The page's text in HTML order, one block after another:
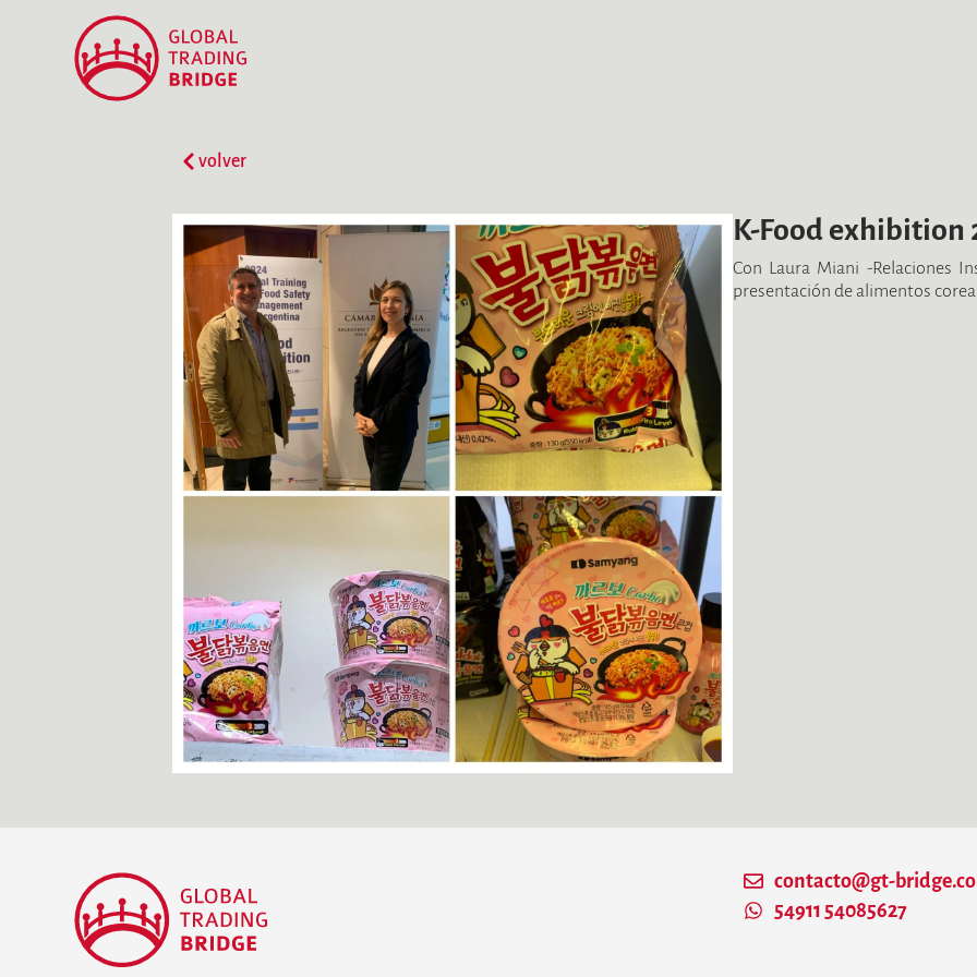
volver
K-Food exhibition
Con Laura Miani -Relaciones
presentación de alimentos
contacto@gt-
54911 54085627